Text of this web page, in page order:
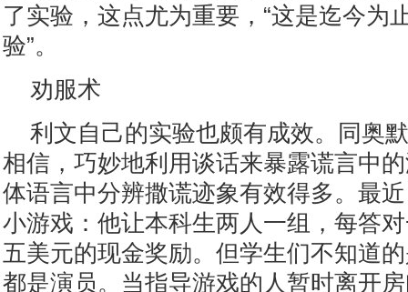
了实验，这点尤为重要，“这是迄今为
验”。
劝服术
利文自己的实验也颇有成效。同奥
相信，巧妙地利用谈话来暴露谎言中
体语言中分辨撒谎迹象有效得多。最
小游戏：他让本科生两人一组，每答
五美元的现金奖励。但学生们不知道
都是演员。当指导游戏的人暂时离开